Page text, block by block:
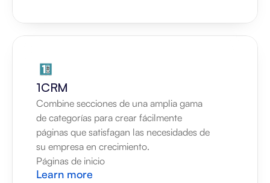
1CRM
Combine secciones de una amplia gama
de categorías para crear fácilmente
páginas que satisfagan las necesidades de
su empresa en crecimiento.
Páginas de inicio
Learn more